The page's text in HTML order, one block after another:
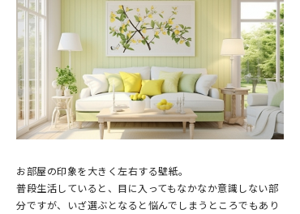
お部屋の印象を大きく左右する壁紙。
普段生活していると、目に入ってもなかなか意識しない部
分ですが、いざ選ぶとなると悩んでしまうところでもあり